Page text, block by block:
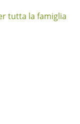
tutta la famiglia